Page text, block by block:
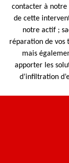
contacter à notre
de cette
notre actif ;
réparation de vos
mais
apporter les
d’infiltration